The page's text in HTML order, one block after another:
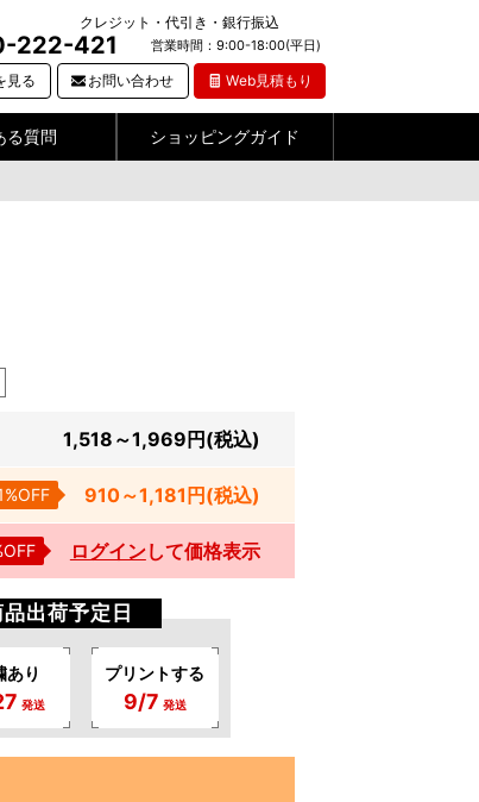
クレジット・代引き・銀行振込
222-421 営業時間：9:00-18:00(平日)
見る お問い合わせ Web見積もり
る質問 ショッピングガイド
1,518～1,969円(税込)
910～1,181円(税込)
ログインして価格表示
出荷予定日
あり
発送
プリントする
9/7 発送